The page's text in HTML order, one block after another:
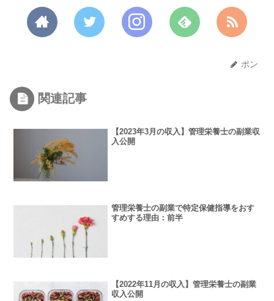
ポン
関連記事
【2023年3月の収入】管理栄養士の副業収
入公開
管理栄養士の副業で特定保健指導をおす
すめする理由：前半
【2022年11月の収入】管理栄養士の副業
収入公開